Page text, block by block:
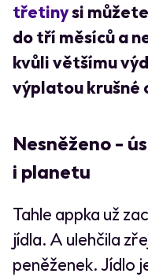
třetinysi
do tří měsíců a
kvůli většímu
výplatou krušné
Nesněženo -
i planetu
Tahle appka už
jídla. A ulehčila
peněženek. Jídlo